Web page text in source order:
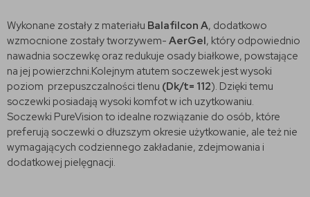
Wykonane zostały z materiału Balafilcon A, dodatkowo
wzmocnione zostały tworzywem- AerGel, który odpowiednio
nawadnia soczewkę oraz redukuje osady białkowe, powstające
na jej powierzchni.Kolejnym atutem soczewek jest wysoki
poziom przepuszczalności tlenu (Dk/t= 112). Dzięki temu
soczewki posiadają wysoki komfot w ich uzytkowaniu.
Soczewki PureVision to idealne rozwiązanie do osób, które
preferują soczewki o dłuzszym okresie użytkowanie, ale też nie
wymagających codziennego zakładanie, zdejmowania i
dodatkowej pielęgnacji.